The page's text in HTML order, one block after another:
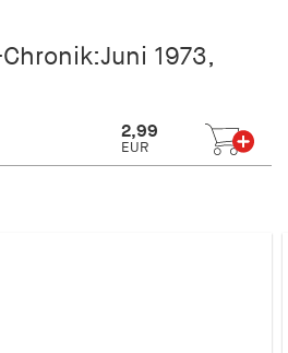
1973,
2,99
EUR